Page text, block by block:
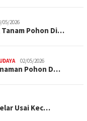
05/2026
Tanam Pohon Di…
02/05/2026
Pohon D…
Usai Kec…